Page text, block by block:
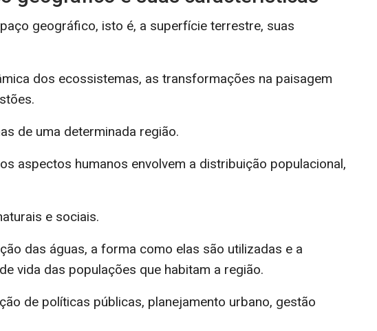
geográfico, isto é, a superfície terrestre, suas
dos ecossistemas, as transformações na paisagem
de uma determinada região.
aspectos humanos envolvem a distribuição populacional,
e sociais.
das águas, a forma como elas são utilizadas e a
vida das populações que habitam a região.
de políticas públicas, planejamento urbano, gestão